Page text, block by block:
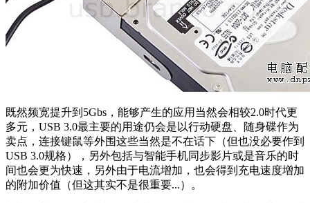
既然频宽提升到5Gbs，能够产生的应用当然会相较2.0时代更
多元，USB 3.0最主要的用途仍会是以行动硬盘、随身碟作为
卖点，连接键鼠等外围这些当然是不在话下（但也没必要作到
USB 3.0规格），另外包括与智能手机同步影片或是音乐的时
间也会更为快速，另外由于电流增加，也会得到充电速度增加
的附加价值（但这其实不是很重要...）。